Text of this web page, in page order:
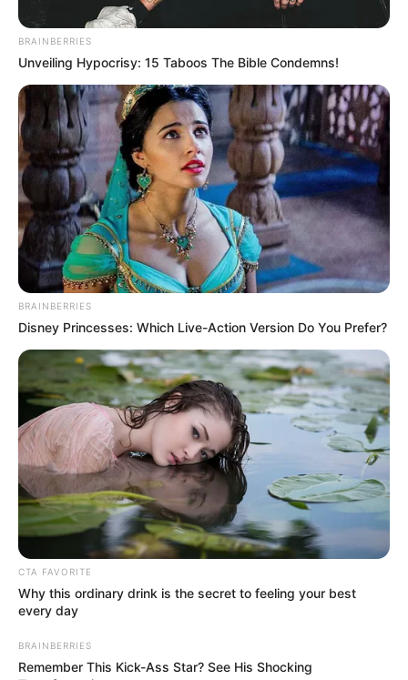
A törpék elhatározzák, hogy meglesik Hófehérkét,
amint este vetkőzik.
Egymás nyakába állnak, így a legfelső pont belát a
kulcslyukon.
Mondja, amit lát, a többiek föntről lefelé
továbbadják egymásnak: